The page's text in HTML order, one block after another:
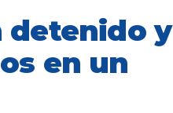
detenido y
en un